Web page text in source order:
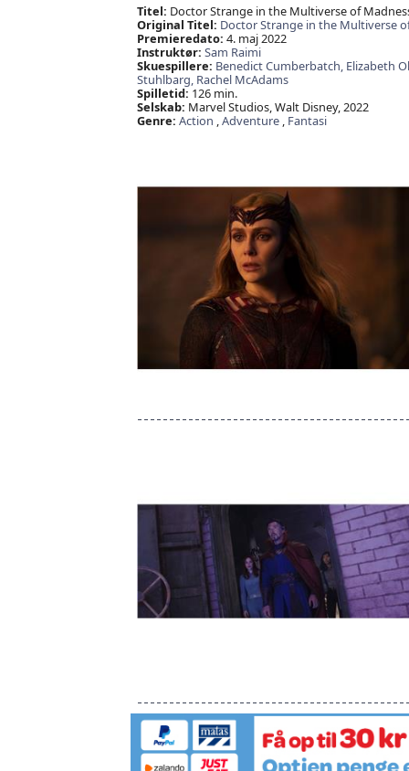
Titel: Doctor Strange in the Multiverse of
Original Titel: Doctor Strange in the Multiverse
Premieredato: 4. maj 2022
Instruktør: Sam Raimi
Skuespillere: Benedict Cumberbatch, Elizabeth
Stuhlbarg, Rachel McAdams
Spilletid: 126 min.
Selskab: Marvel Studios, Walt Disney, 2022
Genre: Action ,Adventure, Fantasi